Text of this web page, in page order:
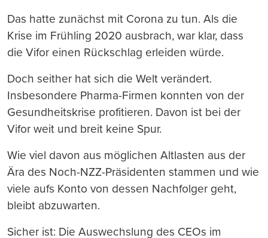
Das hatte zunächst mit Corona zu tun. Als die
Krise im Frühling 2020 ausbrach, war klar, dass
die Vifor einen Rückschlag erleiden würde.
Doch seither hat sich die Welt verändert.
Insbesondere Pharma-Firmen konnten von der
Gesundheitskrise profitieren. Davon ist bei der
Vifor weit und breit keine Spur.
Wie viel davon aus möglichen Altlasten aus der
Ära des Noch-NZZ-Präsidenten stammen und wie
viele aufs Konto von dessen Nachfolger geht,
bleibt abzuwarten.
Sicher ist: Die Auswechslung des CEOs im